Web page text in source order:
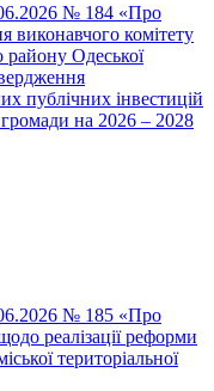
№ 184 «Про
виконавчого комітету
району Одеської
публічних інвестицій
громади на 2026 – 2028
№ 185 «Про
реалізації реформи
територіальної